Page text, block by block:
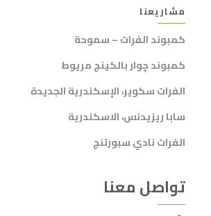
مشاريعنا
كمبوند الفرات – سموحة
كمبوند چوار بالكينج مريوط
الفرات سكوير، الإسكندرية الجديدة
سابا ريزيدنس، الاسكندرية
الفرات نادي سبورتنج
تواصل معنا